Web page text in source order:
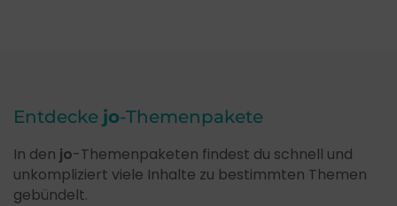
Entdecke jo-Themenpakete
In den jo-Themenpaketen findest du schnell und
unkompliziert viele Inhalte zu bestimmten Themen
gebündelt.